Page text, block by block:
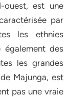
ouest, est une
par
les ethnies
également des
les grandes
Majunga, est
pas une vraie